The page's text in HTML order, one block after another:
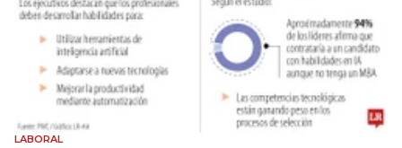
LABORAL